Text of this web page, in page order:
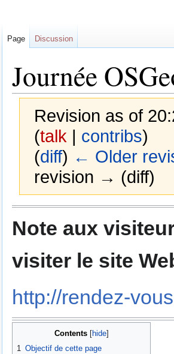
Journée
Revision as of
(talk | contribs)
(diff) ← Older
revision → (diff)
to
navigation
to
search
Note aux
visiter le site
http://rendez-
Contents
1 Objectif de cette page
Page Discussion